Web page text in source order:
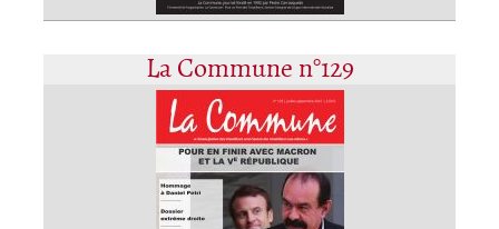
La Commune n°129